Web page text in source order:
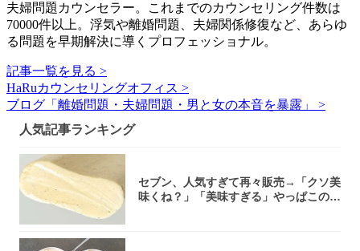
夫婦問題カウンセラー。これまでのカウンセリング件数は
70000件以上。浮気や離婚問題、夫婦関係修復など、あらゆ
る問題を早期解決に導くプロフェッショナル。
記事一覧を見る >
HaRuカウンセリングオフィス >
ブログ「離婚問題・夫婦問題・男と女の本音を暴露」 >
人気記事ランキング
セブン、人気すぎて再々販売→「クソ美
味くね？」「美味すぎる」やっぱこのク